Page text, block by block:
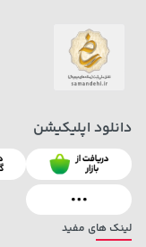
1,509,000 تومان
1,959,000
لینک های مفید
دانلود اپلیکیشن